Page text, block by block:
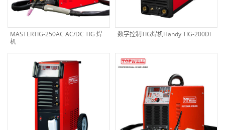
MASTERTIG-250AC AC/DC TIG 焊
机
数字控制TIG焊机Handy TIG-200Di